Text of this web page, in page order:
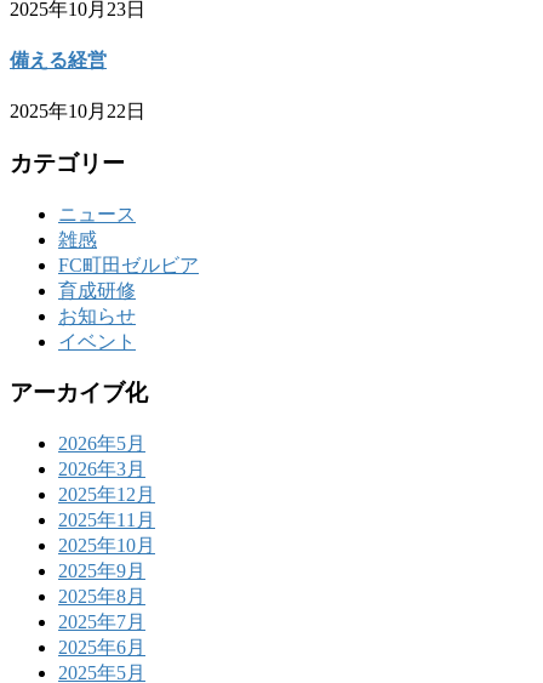
2025年10月23日
備える経営
2025年10月22日
カテゴリー
ニュース
雑感
FC町田ゼルビア
育成研修
お知らせ
イベント
アーカイブ化
2026年5月
2026年3月
2025年12月
2025年11月
2025年10月
2025年9月
2025年8月
2025年7月
2025年6月
2025年5月